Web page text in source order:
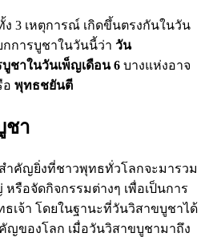
3 เหตุการณ์ เกิดขึ้นตรงกันในวัน
กการบูชาในวันนี้ว่า วัน
บูชาในวันเพ็ญเดือน 6 บางแห่งอาจ
อ พุทธชยันตี
ชา
ำคัญยิ่งที่ชาวพุทธทั่วโลกจะมารวม
รือจัดกิจกรรมต่างๆ เพื่อเป็นการ
เจ้า โดยในฐานะที่วันวิสาขบูชาได้
ญของโลก เมื่อวันวิสาขบูชามาถึง